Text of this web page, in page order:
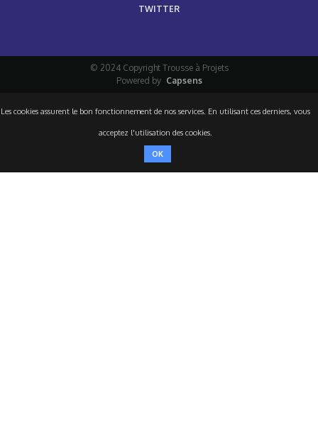
TWITTER
© 2024 Copyright Trousse à Projets
Powered by Capsens
Les cookies assurent le bon fonctionnement de nos services. En utilisant ces derniers, vous
acceptez l'utilisation des cookies.
OK